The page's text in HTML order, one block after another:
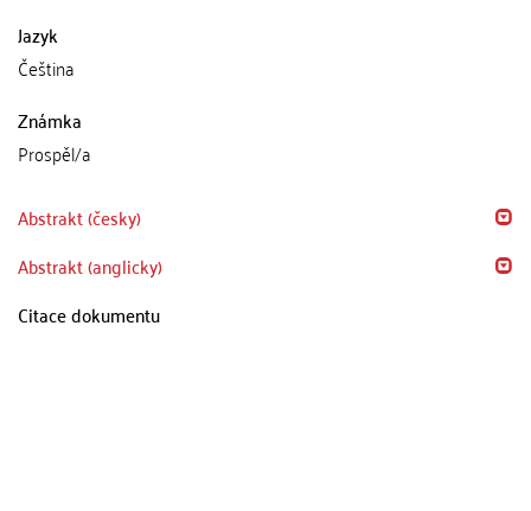
Jazyk
Čeština
Známka
Prospěl/a
Abstrakt (česky)
Abstrakt (anglicky)
Citace dokumentu